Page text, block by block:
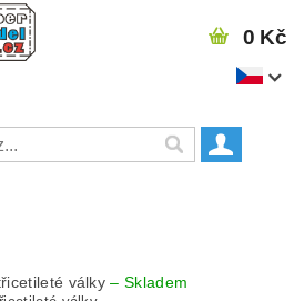
0 Kč
války–Skladem